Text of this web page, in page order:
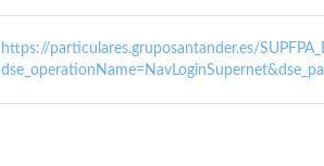
https://particulares.gruposantander.es/